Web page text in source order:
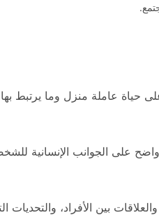
حياة عاملة منزل وما يرتبط
على الجوانب الإنسانية
بين الأفراد،